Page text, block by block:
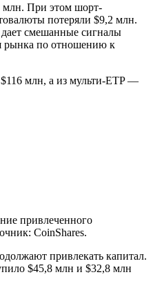
При этом шорт-
потеряли $9,2 млн.
смешанные сигналы
рынка по отношению к
млн, а из мульти-ETP—
привлеченного
CoinShares.
привлекать капитал.
$45,8 млн и $32,8 млн